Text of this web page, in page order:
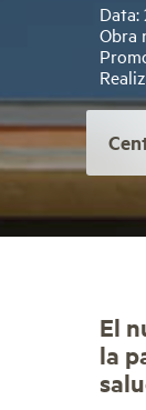
Data:
Obra
El
la